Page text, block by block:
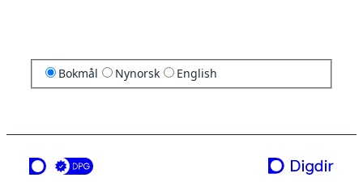
Bokmål Nynorsk English